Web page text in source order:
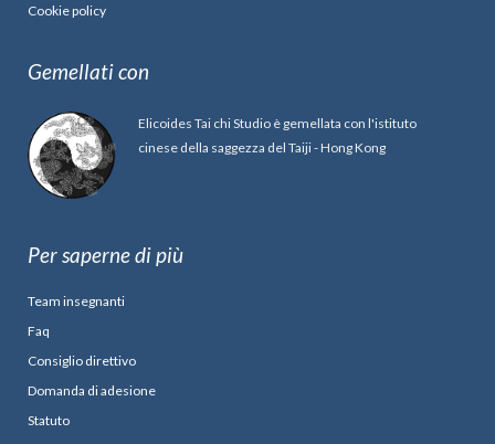
Cookie policy
Gemellati con
Elicoides Tai chi Studio è gemellata con l'istituto
cinese della saggezza del Taiji - Hong Kong
Per saperne di più
Team insegnanti
Faq
Consiglio direttivo
Domanda di adesione
Statuto